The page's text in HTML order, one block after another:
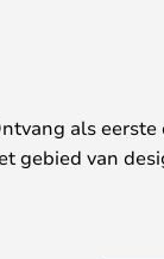
als
gebied van